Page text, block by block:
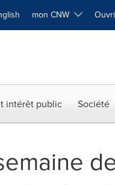
mon CNW
intérêt public Société